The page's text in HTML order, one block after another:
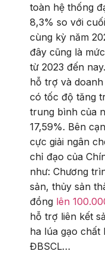
toàn hệ thống
8,3% so với
cùng kỳ năm
đây cũng là
từ 2023 đến
hỗ trợ và
có tốc độ tăng
trung bình của
17,59%. Bên
cực giải ngân
chỉ đạo của
như: Chương
sản, thủy sản
đồng lên
hỗ trợ liên kết
ha lúa gạo chất
ĐBSCL…